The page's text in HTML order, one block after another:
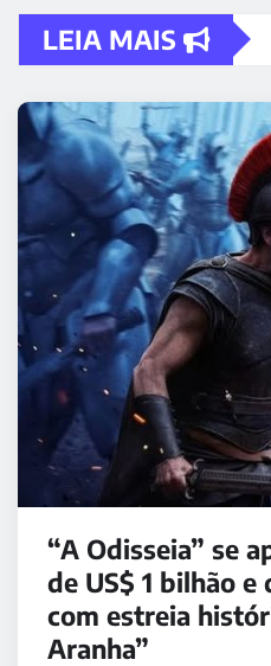
LEIA MAIS
“A Odisseia” se
de US$ 1 bilhão
com estreia
Aranha”